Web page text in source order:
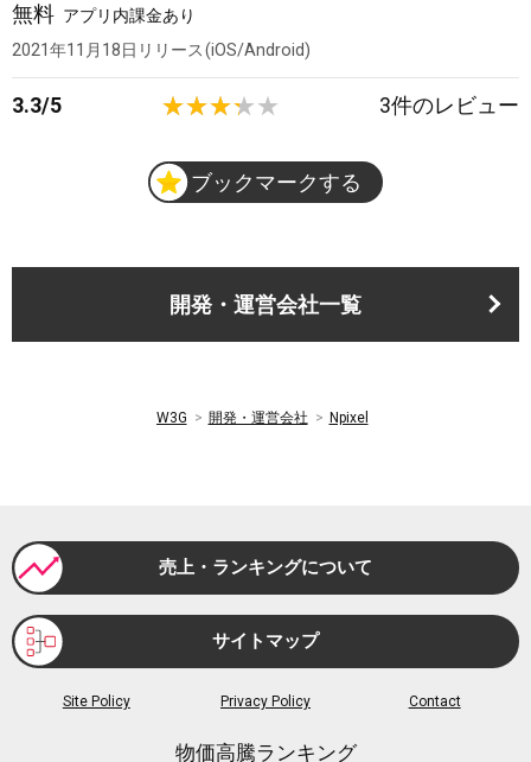
無料 アプリ内課金あり
2021年11月18日 リリース iOS/Android
3.3/5 3件のレビュー
ブックマークする
開発・運営会社一覧
W3G 開発・運営会社 Npixel
売上・ランキングについて
サイトマップ
Site Policy Privacy Policy Contact
物価高騰ランキング